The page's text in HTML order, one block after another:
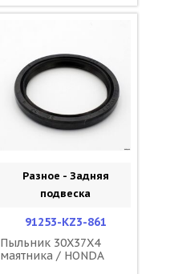
Разное - Задняя
подвеска
91253-KZ3-861
Пыльник 30X37X4
маятника / HONDA